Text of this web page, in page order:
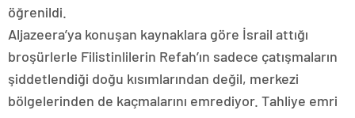
öğrenildi.
Aljazeera’ya konuşan kaynaklara göre İsrail attığı
broşürlerle Filistinlilerin Refah’ın sadece çatışmaların
şiddetlendiği doğu kısımlarından değil, merkezi
bölgelerinden de kaçmalarını emrediyor. Tahliye emri